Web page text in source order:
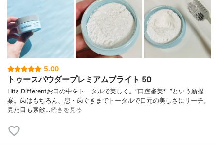
5.00
トゥースパウダープレミアムブライト 50
Hits Differentお口の中をトータルで美しく。“口腔審美*¹ ”という新提
案。歯はもちろん、息・歯ぐきまでトータルで口元の美しさにリーチ。
見た目も素敵…続きを見る